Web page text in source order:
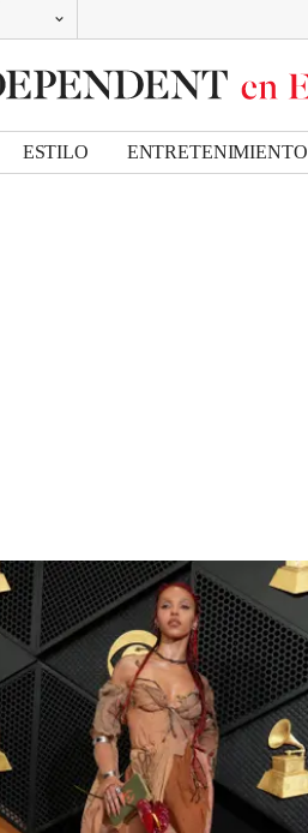
CAMBIAR
ESTILO ENTRETENIMIENTO